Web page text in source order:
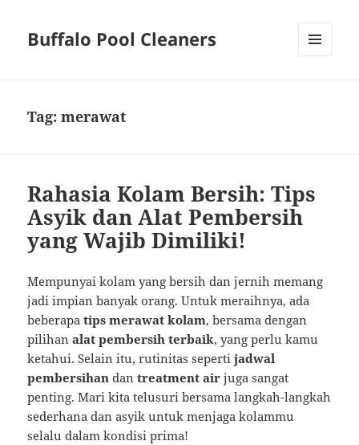
Buffalo Pool Cleaners
Tag:merawat
Rahasia Kolam Bersih: Tips
Asyik dan Alat Pembersih
yang Wajib Dimiliki!
Mempunyai kolam yang bersih dan jernih memang
jadi impian banyak orang. Untuk meraihnya, ada
beberapatips merawat kolam, bersama dengan
pilihanalat pembersih terbaik, yang perlu kamu
ketahui. Selain itu, rutinitas sepertijadwal
pembersihan dantreatment air juga sangat
penting. Mari kita telusuri bersama langkah-langkah
sederhana dan asyik untuk menjaga kolammu
selalu dalam kondisi prima!